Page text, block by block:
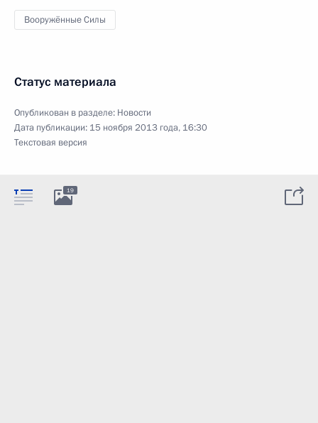
Вооружённые Силы
Статус материала
Опубликован в разделе: Новости
Дата публикации: 15 ноября 2013 года, 16:30
Текстовая версия
19